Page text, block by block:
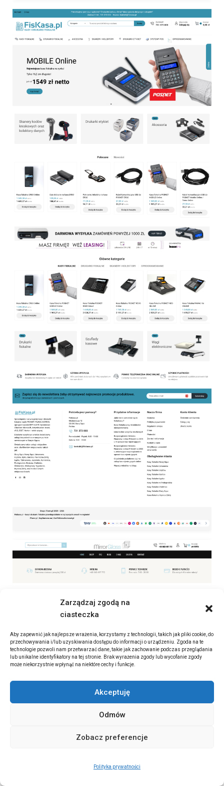
Zarządzaj zgodą na
ciasteczka
Aby zapewnić jak najlepsze wrażenia, korzystamy z technologii, takich jak pliki cookie, do
przechowywania i/lub uzyskiwania dostępu do informacji o urządzeniu. Zgoda na te
technologie pozwoli nam przetwarzać dane, takie jak zachowanie podczas przeglądania
lub unikalne identyfikatory na tej stronie. Brak wyrażenia zgody lub wycofanie zgody
może niekorzystnie wpłynąć na niektóre cechy i funkcje.
Akceptuję
Odmów
Zobacz preferencje
Polityka prywatności